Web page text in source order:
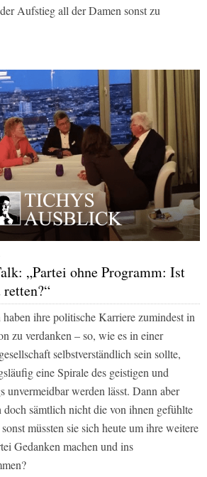
Aufstieg all der Damen sonst zu
„Partei ohne Programm: Ist
haben ihre politische Karriere zumindest in
zu verdanken – so, wie es in einer
selbstverständlich sein sollte,
eine Spirale des geistigen und
unvermeidbar werden lässt. Dann aber
sämtlich nicht die von ihnen gefühlte
müssten sie sich heute um ihre weitere
Gedanken machen und ins